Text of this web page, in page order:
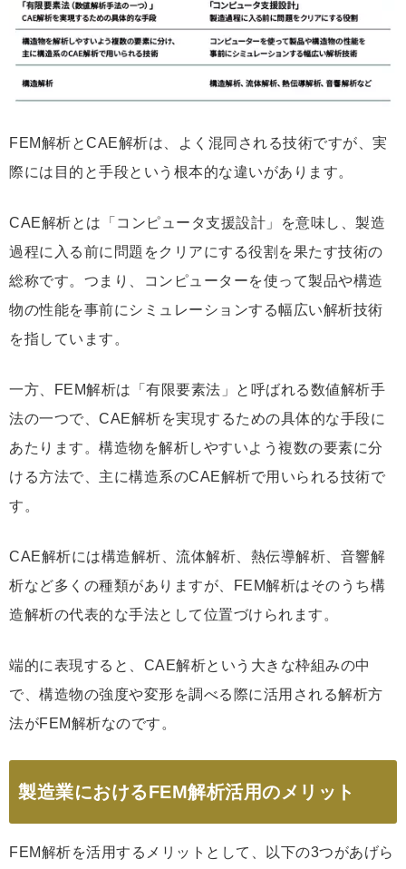
FEM解析とCAE解析は、よく混同される技術ですが、実
際には目的と手段という根本的な違いがあります。
CAE解析とは「コンピュータ支援設計」を意味し、製造
過程に入る前に問題をクリアにする役割を果たす技術の
総称です。つまり、コンピューターを使って製品や構造
物の性能を事前にシミュレーションする幅広い解析技術
を指しています。
一方、FEM解析は「有限要素法」と呼ばれる数値解析手
法の一つで、CAE解析を実現するための具体的な手段に
あたります。構造物を解析しやすいよう複数の要素に分
ける方法で、主に構造系のCAE解析で用いられる技術で
す。
CAE解析には構造解析、流体解析、熱伝導解析、音響解
析など多くの種類がありますが、FEM解析はそのうち構
造解析の代表的な手法として位置づけられます。
端的に表現すると、CAE解析という大きな枠組みの中
で、構造物の強度や変形を調べる際に活用される解析方
法がFEM解析なのです。
製造業におけるFEM解析活用のメリット
FEM解析を活用するメリットとして、以下の3つがあげら